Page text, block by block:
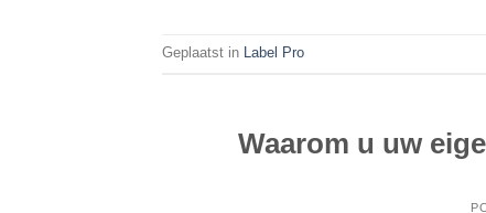
Geplaatst in Label Pro
Waarom u uw